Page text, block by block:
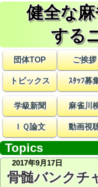
健全な
する
団体TOP ご挨拶
トピックス ｽﾀｯﾌ募
学級新聞 麻雀川
ＩＱ論文 動画視
Topics
2017年9月17日
骨髄バンクチ